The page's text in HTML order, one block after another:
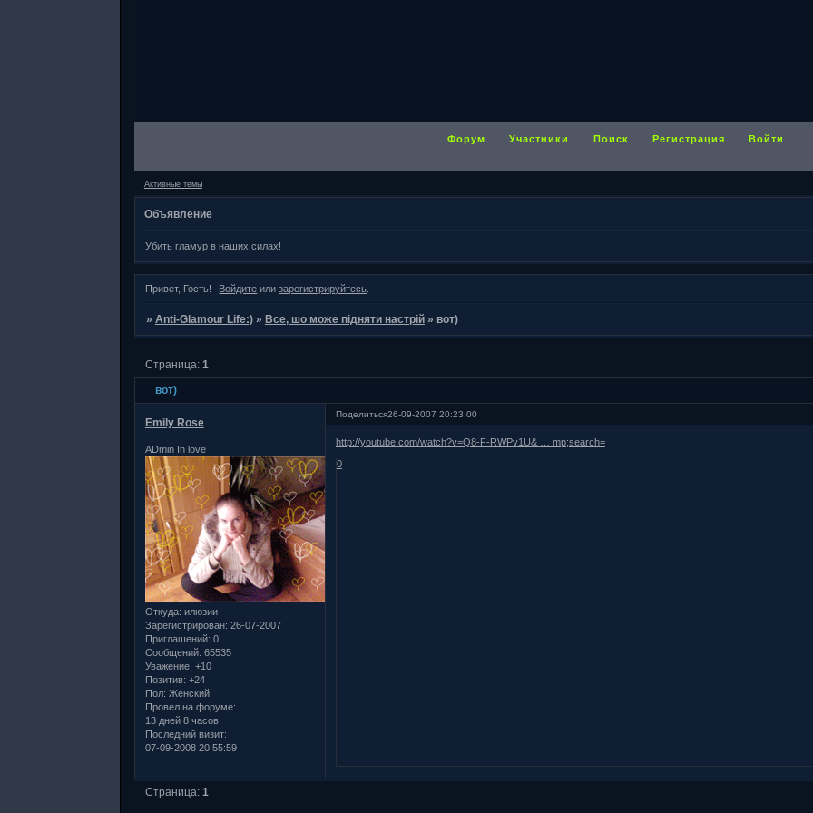
Форум Участники Поиск Регистрация Войти
Активные темы
Объявление
Убить гламур в наших силах!
Привет, Гость! Войдите илизарегистрируйтесь
» Anti-Glamour Life:) » Все, шо може підняти настрій » вот)
вот)
Страница: 1
Поделиться26-09-2007 20:23:00
Emily Rose
ADmin In love
Откуда: илюзии
Зарегистрирован: 26-07-2007
Приглашений: 0
Сообщений: 65535
Уважение: +10
Позитив: +24
Пол: Женский
Провел на форуме:
13 дней 8 часов
Последний визит:
07-09-2008 20:55:59
http://youtube.com/watch?v=Q8-F-RWPv1U& … mp;search=
0
Страница: 1